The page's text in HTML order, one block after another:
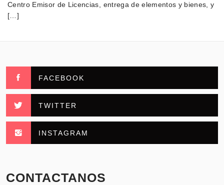
Centro Emisor de Licencias, entrega de elementos y bienes, y
[…]
FACEBOOK
TWITTER
INSTAGRAM
CONTACTANOS